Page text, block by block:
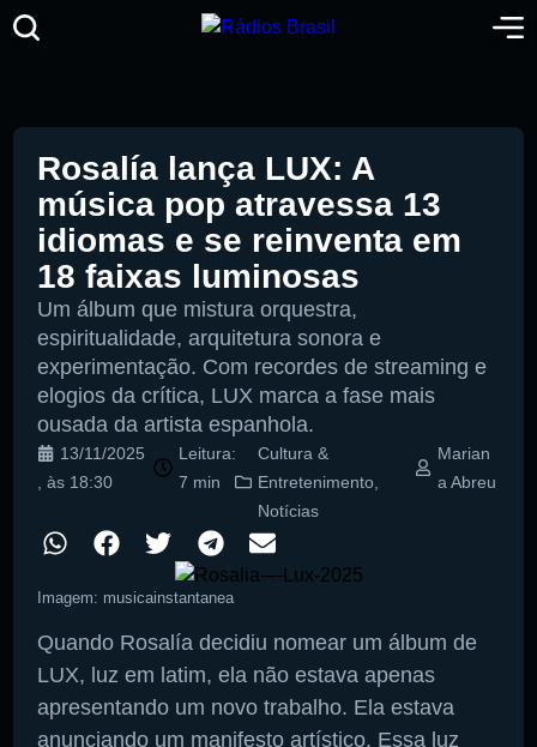
Rosalía lança LUX: A
música pop atravessa 13
idiomas e se reinventa em
18 faixas luminosas
Um álbum que mistura orquestra,
espiritualidade, arquitetura sonora e
experimentação. Com recordes de streaming e
elogios da crítica, LUX marca a fase mais
ousada da artista espanhola.
13/11/2025
, às 18:30
Leitura:
7 min
Cultura &
Entretenimento,
Notícias
Marian
a Abreu
Imagem: musicainstantanea
Quando Rosalía decidiu nomear um álbum de
LUX, luz em latim, ela não estava apenas
apresentando um novo trabalho. Ela estava
anunciando um manifesto artístico. Essa luz